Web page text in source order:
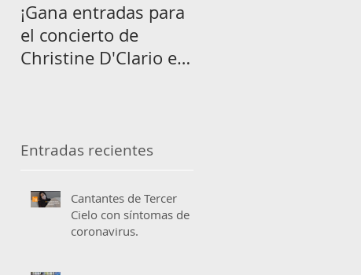
¡Gana entradas para
el concierto de
Christine D'Clario en
Entradas recientes
Cantantes de Tercer
Cielo con síntomas de
coronavirus.